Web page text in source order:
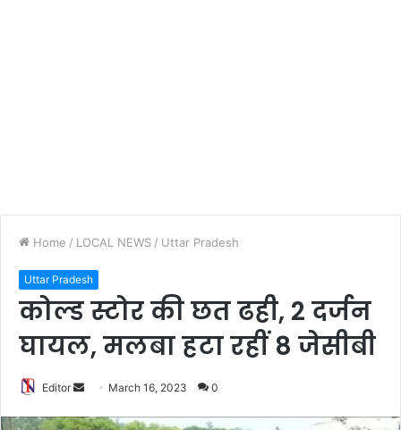
Home / LOCAL NEWS / Uttar Pradesh
Uttar Pradesh
कोल्ड स्टोर की छत ढही, 2 दर्जन
घायल, मलबा हटा रहीं 8 जेसीबी
Editor March 16, 2023 0